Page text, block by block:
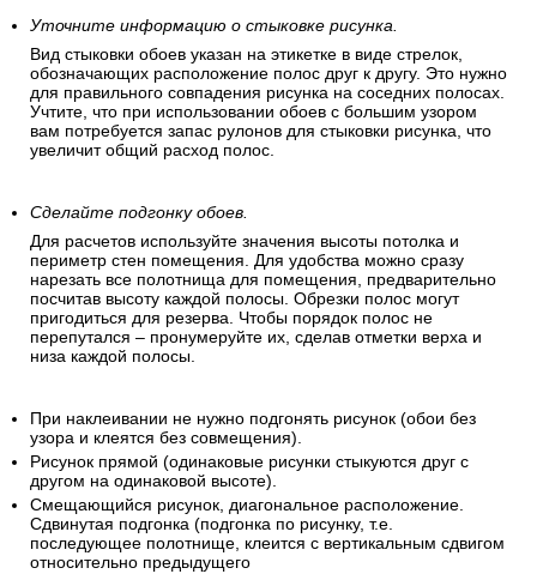
Уточните информацию о стыковке рисунка.
Вид стыковки обоев указан на этикетке в виде стрелок,
обозначающих расположение полос друг к другу. Это нужно
для правильного совпадения рисунка на соседних полосах.
Учтите, что при использовании обоев с большим узором
вам потребуется запас рулонов для стыковки рисунка, что
увеличит общий расход полос.
Сделайте подгонку обоев.
Для расчетов используйте значения высоты потолка и
периметр стен помещения. Для удобства можно сразу
нарезать все полотнища для помещения, предварительно
посчитав высоту каждой полосы. Обрезки полос могут
пригодиться для резерва. Чтобы порядок полос не
перепутался – пронумеруйте их, сделав отметки верха и
низа каждой полосы.
При наклеивании не нужно подгонять рисунок (обои без
узора и клеятся без совмещения).
Рисунок прямой (одинаковые рисунки стыкуются друг с
другом на одинаковой высоте).
Смещающийся рисунок, диагональное расположение.
Сдвинутая подгонка (подгонка по рисунку, т.е.
последующее полотнище, клеится с вертикальным сдвигом
относительно предыдущего